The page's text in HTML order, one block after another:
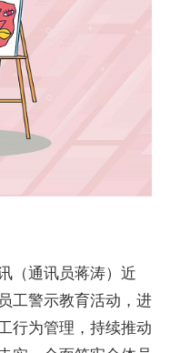
（通讯员蒋涛）近
工警示教育活动，进
行为管理，持续推动